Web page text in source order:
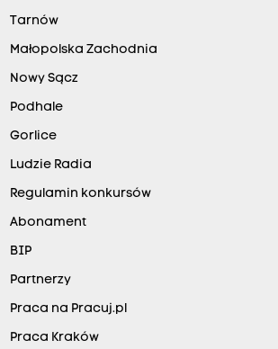
Tarnów
Małopolska Zachodnia
Nowy Sącz
Podhale
Gorlice
Ludzie Radia
Regulamin konkursów
Abonament
BIP
Partnerzy
Praca na Pracuj.pl
Praca Kraków